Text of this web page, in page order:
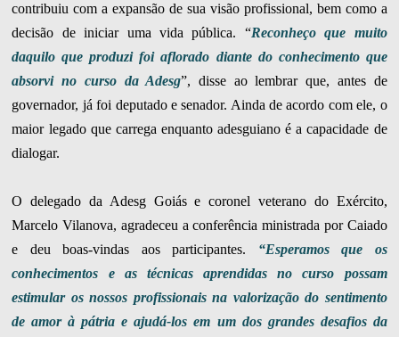
contribuiu com a expansão de sua visão profissional, bem como a
decisão de iniciar uma vida pública. “Reconheço que muito
daquilo que produzi foi aflorado diante do conhecimento que
absorvi no curso da Adesg”, disse ao lembrar que, antes de
governador, já foi deputado e senador. Ainda de acordo com ele, o
maior legado que carrega enquanto adesguiano é a capacidade de
dialogar.
O delegado da Adesg Goiás e coronel veterano do Exército,
Marcelo Vilanova, agradeceu a conferência ministrada por Caiado
e deu boas-vindas aos participantes. “Esperamos que os
conhecimentos e as técnicas aprendidas no curso possam
estimular os nossos profissionais na valorização do sentimento
de amor à pátria e ajudá-los em um dos grandes desafios da